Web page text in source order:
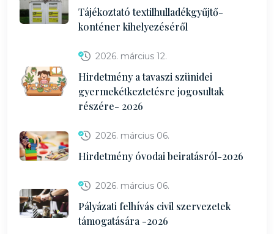
Tájékoztató textilhulladékgyűjtő-
konténer kihelyezéséről
2026. március 12.
Hirdetmény a tavaszi szünidei
gyermekétkeztetésre jogosultak
részére- 2026
2026. március 06.
Hirdetmény óvodai beiratásról-2026
2026. március 06.
Pályázati felhívás civil szervezetek
támogatására -2026